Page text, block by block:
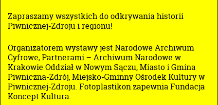
Zapraszamy wszystkich do odkrywania historii
Piwnicznej-Zdroju i regionu!
Organizatorem wystawy jest Narodowe Archiwum
Cyfrowe, Partnerami – Archiwum Narodowe w
Krakowie Oddział w Nowym Sączu, Miasto i Gmina
Piwniczna-Zdrój, Miejsko-Gminny Ośrodek Kultury w
Piwnicznej-Zdroju. Fotoplastikon zapewnia Fundacja
Koncept Kultura.